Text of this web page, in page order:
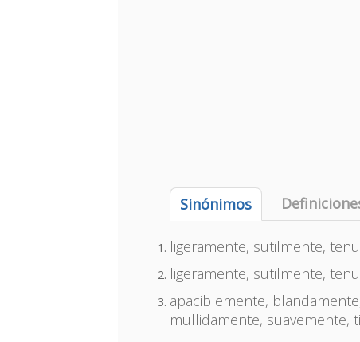
Sinónimos
ligeramente, sutilmente,
ligeramente, sutilmente,
apaciblemente,
mullidamente, suavemente,